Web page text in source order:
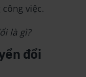
việc.
là gì?
đổi